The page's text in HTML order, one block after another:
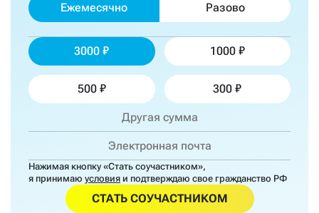
Ежемесячно Разово
3000 1000
500 300
Нажимая кнопку «Стать соучастником»,
я принимаю условия и подтверждаю свое гражданство РФ
СТАТЬ СОУЧАСТНИКОМ